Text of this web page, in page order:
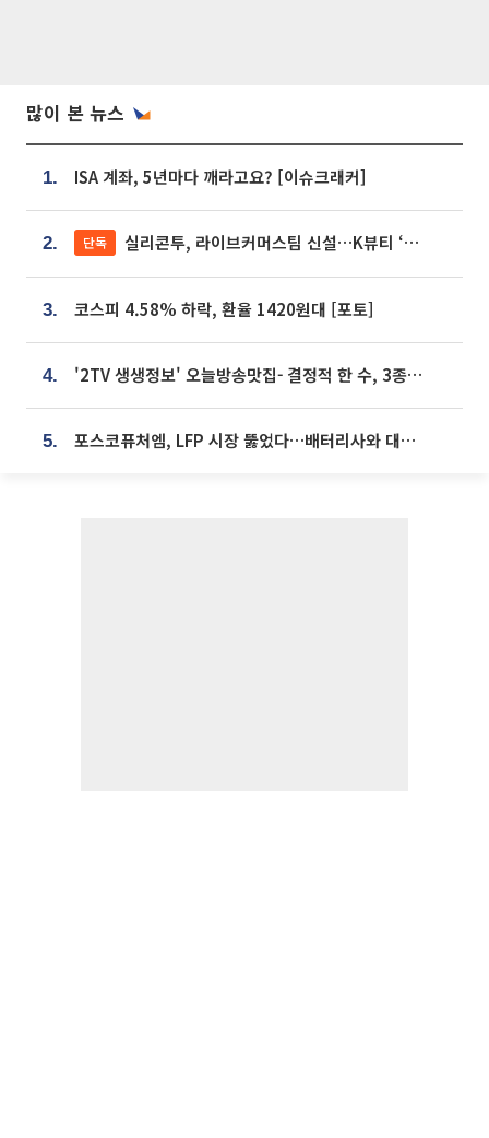
많이 본 뉴스
1. ISA 계좌, 5년마다 깨라고요? [이슈크래커]
2. 단독 실리콘투, 라이브커머스팀 신설…K뷰티 ‘글로벌 판매망’ 확대[K뷰티 라방戰]
3. 코스피 4.58% 하락, 환율 1420원대 [포토]
4. '2TV 생생정보' 오늘방송맛집- 결정적 한 수, 3종 메밀면! 메밀 소바 맛집 '의○○○○'
5. 포스코퓨처엠, LFP 시장 뚫었다…배터리사와 대규모 장기 공급 합의